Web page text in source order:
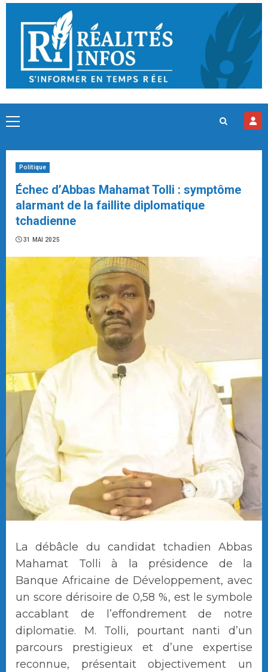
Skip
content
Primary
Politique
Échec d’Abbas Mahamat Tolli : symptôme
alarmant de la faillite diplomatique
tchadienne
31 MAI 2025
La débâcle du candidat tchadien Abbas
Mahamat Tolli à la présidence de la
Banque Africaine de Développement, avec
un score dérisoire de 0,58 %, est le symbole
accablant de l’effondrement de notre
diplomatie. M. Tolli, pourtant nanti d’un
parcours prestigieux et d’une expertise
reconnue, présentait objectivement un